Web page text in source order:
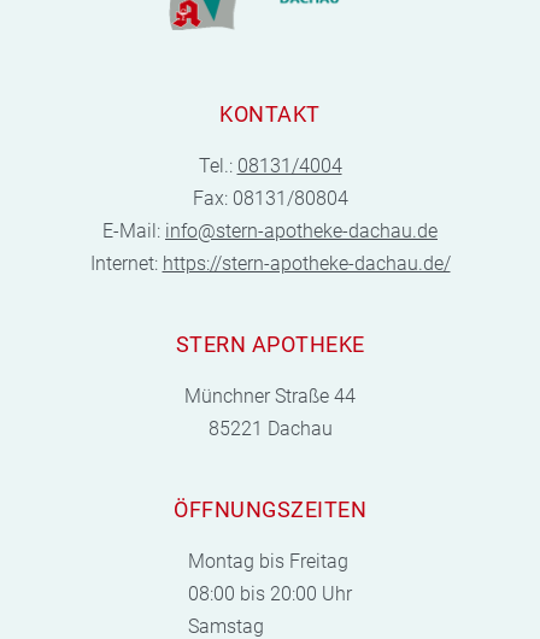
KONTAKT
Tel.: 08131/4004
Fax: 08131/80804
E-Mail: info@stern-apotheke-dachau.de
Internet: https://stern-apotheke-dachau.de/
STERN APOTHEKE
Münchner Straße 44
85221 Dachau
ÖFFNUNGSZEITEN
Montag bis Freitag
08:00 bis 20:00 Uhr
Samstag